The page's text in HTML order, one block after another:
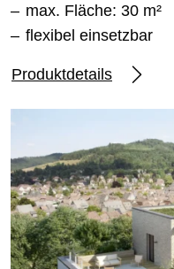
max. Fläche: 30 m²
flexibel einsetzbar
Produktdetails